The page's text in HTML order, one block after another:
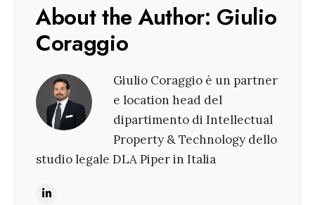
About the Author: Giulio
Coraggio
Giulio Coraggio è un partner
e location head del
dipartimento di Intellectual
Property & Technology dello
studio legale DLA Piper in Italia